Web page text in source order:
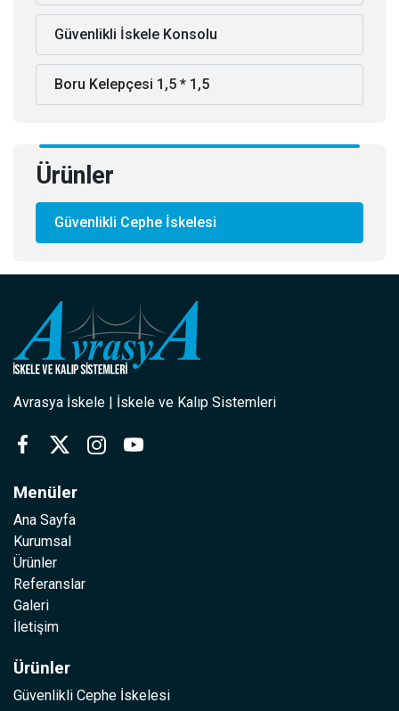
Güvenlikli İskele Konsolu
Boru Kelepçesi 1,5 * 1,5
Ürünler
Güvenlikli Cephe İskelesi
Avrasya İskele | İskele ve Kalıp Sistemleri
Menüler
Ana Sayfa
Kurumsal
Ürünler
Referanslar
Galeri
İletişim
Ürünler
Güvenlikli Cephe İskelesi